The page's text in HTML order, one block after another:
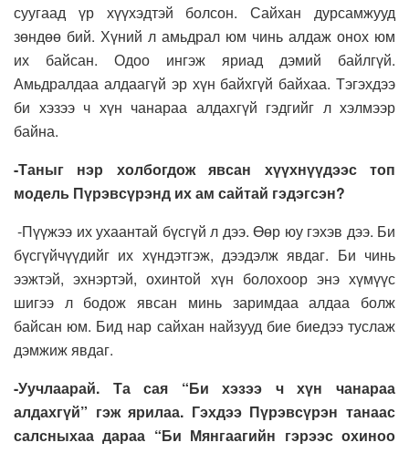
суугаад үр хүүхэдтэй болсон. Сайхан дурсамжууд
зөндөө бий. Хүний л амьдрал юм чинь алдаж онох юм
их байсан. Одоо ингэж яриад дэмий байлгүй.
Амьдралдаа алдаагүй эр хүн байхгүй байхаа. Тэгэхдээ
би хэзээ ч хүн чанараа алдахгүй гэдгийг л хэлмээр
байна.
-Таныг нэр холбогдож явсан хүүхнүүдээс топ
модель Пүрэвсүрэнд их ам сайтай гэдэгсэн?
-Пүүжээ их ухаантай бүсгүй л дээ. Өөр юу гэхэв дээ. Би
бүсгүйчүүдийг их хүндэтгэж, дээдэлж явдаг. Би чинь
ээжтэй, эхнэртэй, охинтой хүн болохоор энэ хүмүүс
шигээ л бодож явсан минь заримдаа алдаа болж
байсан юм. Бид нар сайхан найзууд бие биедээ туслаж
дэмжиж явдаг.
-Уучлаарай. Та сая “Би хэзээ ч хүн чанараа
алдахгүй” гэж ярилаа. Гэхдээ Пүрэвсүрэн танаас
салсныхаа дараа “Би Мянгаагийн гэрээс охиноо